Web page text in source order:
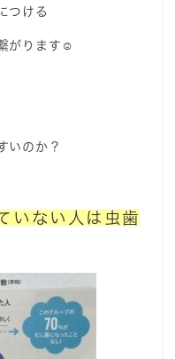
つける
がります☺️
いのか？
いない人は虫歯